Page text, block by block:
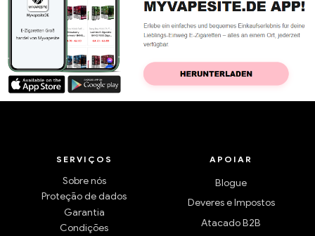
SERVIÇOS
Sobre nós
Proteção de dados
Garantia
Condições
APOIAR
Blogue
Deveres e Impostos
Atacado B2B